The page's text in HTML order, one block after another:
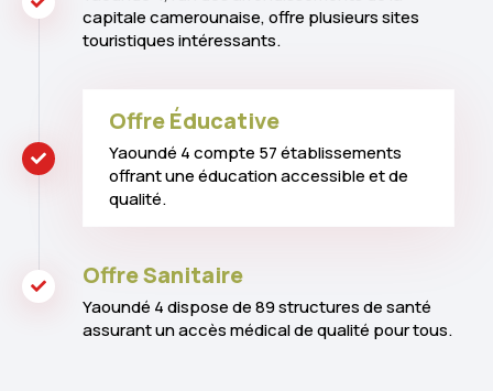
capitale camerounaise, offre plusieurs sites
touristiques intéressants.
Offre Éducative
Yaoundé 4 compte 57 établissements
offrant une éducation accessible et de
qualité.
Offre Sanitaire
Yaoundé 4 dispose de 89 structures de santé
assurant un accès médical de qualité pour tous.